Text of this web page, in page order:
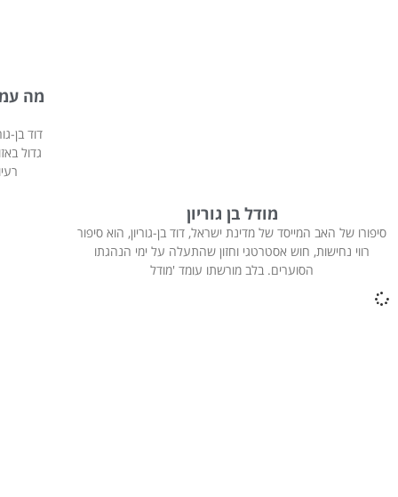
מודל בן גוריון
סיפורו של האב המייסד של מדינת ישראל, דוד בן-גוריון, הוא סיפור
רווי נחישות, חוש אסטרטגי וחזון שהתעלה על ימי הנהגתו
הסוערים. בלב מורשתו עומד 'מודל
מה
דוד בן-
גדול